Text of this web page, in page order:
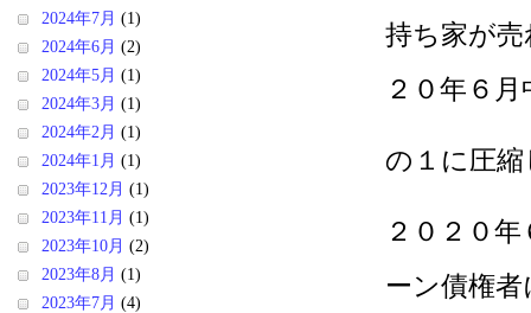
持ち家が
２０年６
の１に圧
２０２０
ーン債権
2024年7月 (1)
2024年6月 (2)
2024年5月 (1)
2024年3月 (1)
2024年2月 (1)
2024年1月 (1)
2023年12月 (1)
2023年11月 (1)
2023年10月 (2)
2023年8月 (1)
2023年7月 (4)